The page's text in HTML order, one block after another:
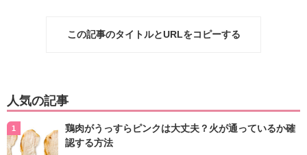
この記事のタイトルとURLをコピーする
人気の記事
鶏肉がうっすらピンクは大丈夫？火が通っているか確
認する方法